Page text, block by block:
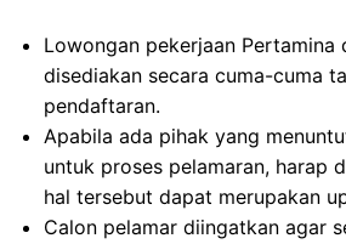
Lowongan pekerjaan Pertamina
disediakan secara cuma-cuma
pendaftaran.
Apabila ada pihak yang
untuk proses pelamaran, harap
hal tersebut dapat merupakan
Calon pelamar diingatkan agar